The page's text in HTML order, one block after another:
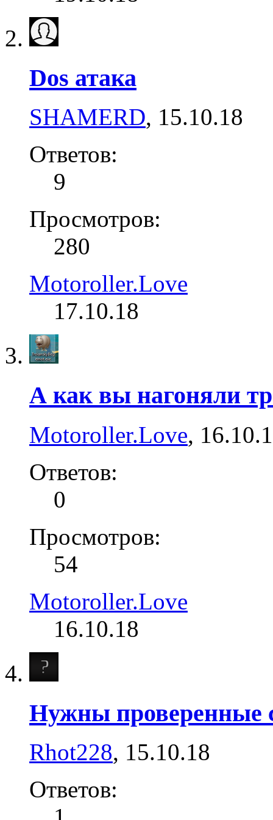
Dos атака
SHAMERD, 15.10.18
Ответов:
9
Просмотров:
280
Motoroller.Love
17.10.18
А как вы нагоняли
Motoroller.Love,
Ответов:
0
Просмотров:
54
Motoroller.Love
16.10.18
Нужны проверенные
Rhot228, 15.10.18
Ответов: